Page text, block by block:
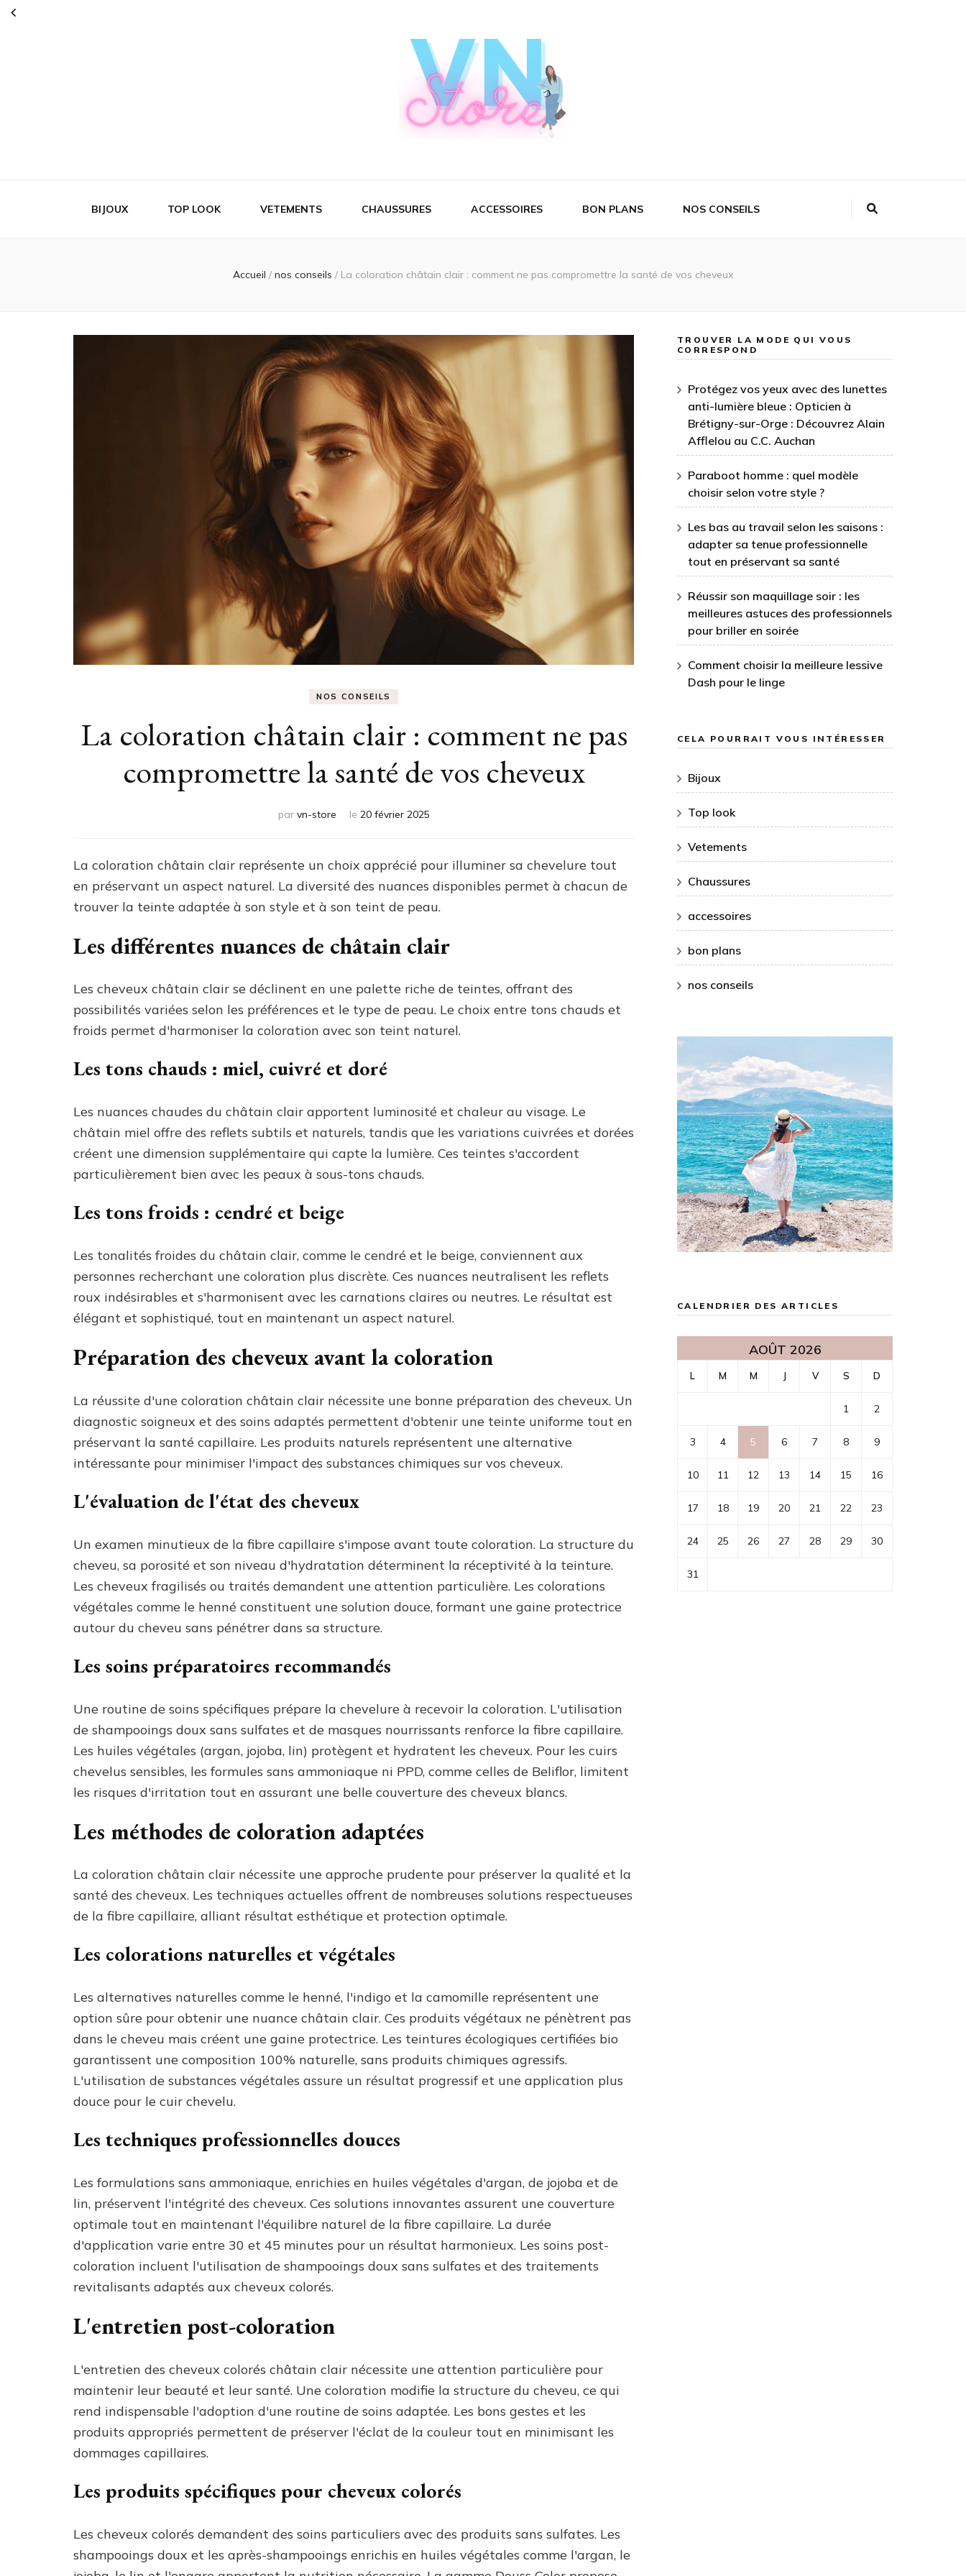
BIJOUX TOP LOOK VETEMENTS CHAUSSURES ACCESSOIRES BON PLANS NOS CONSEILS
Accueil / nos conseils / La coloration châtain clair : comment ne pas compromettre la santé de vos cheveux
NOS CONSEILS
La coloration châtain clair : comment ne pas
compromettre la santé de vos cheveux
par vn-store le 20 février 2025
La coloration châtain clair représente un choix apprécié pour illuminer sa chevelure tout
en préservant un aspect naturel. La diversité des nuances disponibles permet à chacun de
trouver la teinte adaptée à son style et à son teint de peau.
Les différentes nuances de châtain clair
Les cheveux châtain clair se déclinent en une palette riche de teintes, offrant des
possibilités variées selon les préférences et le type de peau. Le choix entre tons chauds et
froids permet d'harmoniser la coloration avec son teint naturel.
Les tons chauds : miel, cuivré et doré
Les nuances chaudes du châtain clair apportent luminosité et chaleur au visage. Le
châtain miel offre des reflets subtils et naturels, tandis que les variations cuivrées et dorées
créent une dimension supplémentaire qui capte la lumière. Ces teintes s'accordent
particulièrement bien avec les peaux à sous-tons chauds.
Les tons froids : cendré et beige
Les tonalités froides du châtain clair, comme le cendré et le beige, conviennent aux
personnes recherchant une coloration plus discrète. Ces nuances neutralisent les reflets
roux indésirables et s'harmonisent avec les carnations claires ou neutres. Le résultat est
élégant et sophistiqué, tout en maintenant un aspect naturel.
Préparation des cheveux avant la coloration
La réussite d'une coloration châtain clair nécessite une bonne préparation des cheveux. Un
diagnostic soigneux et des soins adaptés permettent d'obtenir une teinte uniforme tout en
préservant la santé capillaire. Les produits naturels représentent une alternative
intéressante pour minimiser l'impact des substances chimiques sur vos cheveux.
L'évaluation de l'état des cheveux
Un examen minutieux de la fibre capillaire s'impose avant toute coloration. La structure du
cheveu, sa porosité et son niveau d'hydratation déterminent la réceptivité à la teinture.
Les cheveux fragilisés ou traités demandent une attention particulière. Les colorations
végétales comme le henné constituent une solution douce, formant une gaine protectrice
autour du cheveu sans pénétrer dans sa structure.
Les soins préparatoires recommandés
Une routine de soins spécifiques prépare la chevelure à recevoir la coloration. L'utilisation
de shampooings doux sans sulfates et de masques nourrissants renforce la fibre capillaire.
Les huiles végétales (argan, jojoba, lin) protègent et hydratent les cheveux. Pour les cuirs
chevelus sensibles, les formules sans ammoniaque ni PPD, comme celles de Beliflor, limitent
les risques d'irritation tout en assurant une belle couverture des cheveux blancs.
Les méthodes de coloration adaptées
La coloration châtain clair nécessite une approche prudente pour préserver la qualité et la
santé des cheveux. Les techniques actuelles offrent de nombreuses solutions respectueuses
de la fibre capillaire, alliant résultat esthétique et protection optimale.
Les colorations naturelles et végétales
Les alternatives naturelles comme le henné, l'indigo et la camomille représentent une
option sûre pour obtenir une nuance châtain clair. Ces produits végétaux ne pénètrent pas
dans le cheveu mais créent une gaine protectrice. Les teintures écologiques certifiées bio
garantissent une composition 100% naturelle, sans produits chimiques agressifs.
L'utilisation de substances végétales assure un résultat progressif et une application plus
douce pour le cuir chevelu.
Les techniques professionnelles douces
Les formulations sans ammoniaque, enrichies en huiles végétales d'argan, de jojoba et de
lin, préservent l'intégrité des cheveux. Ces solutions innovantes assurent une couverture
optimale tout en maintenant l'équilibre naturel de la fibre capillaire. La durée
d'application varie entre 30 et 45 minutes pour un résultat harmonieux. Les soins post-
coloration incluent l'utilisation de shampooings doux sans sulfates et des traitements
revitalisants adaptés aux cheveux colorés.
L'entretien post-coloration
L'entretien des cheveux colorés châtain clair nécessite une attention particulière pour
maintenir leur beauté et leur santé. Une coloration modifie la structure du cheveu, ce qui
rend indispensable l'adoption d'une routine de soins adaptée. Les bons gestes et les
produits appropriés permettent de préserver l'éclat de la couleur tout en minimisant les
dommages capillaires.
Les produits spécifiques pour cheveux colorés
Les cheveux colorés demandent des soins particuliers avec des produits sans sulfates. Les
shampooings doux et les après-shampooings enrichis en huiles végétales comme l'argan, le
TROUVER LA MODE QUI VOUS
CORRESPOND
Protégez vos yeux avec des lunettes
anti-lumière bleue : Opticien à
Brétigny-sur-Orge : Découvrez Alain
Afflelou au C.C. Auchan
Paraboot homme : quel modèle
choisir selon votre style ?
Les bas au travail selon les saisons :
adapter sa tenue professionnelle
tout en préservant sa santé
Réussir son maquillage soir : les
meilleures astuces des professionnels
pour briller en soirée
Comment choisir la meilleure lessive
Dash pour le linge
CELA POURRAIT VOUS INTÉRESSER
Bijoux
Top look
Vetements
Chaussures
accessoires
bon plans
nos conseils
CALENDRIER DES ARTICLES
AOÛT 2026
L M M J V S D
1 2
3 4 5 6 7 8 9
10 11 12 13 14 15 16
17 18 19 20 21 22 23
24 25 26 27 28 29 30
31